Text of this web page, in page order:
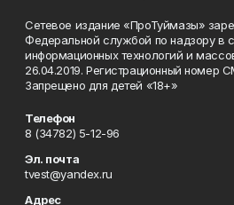
Сетевое издание «ПроТуймазы»
Федеральной службой по надзору в
информационных технологий и
26.04.2019. Регистрационный
Запрещено для детей «18+»
Телефон
8 (34782) 5-12-96
Эл. почта
tvest@yandex.ru
Адрес